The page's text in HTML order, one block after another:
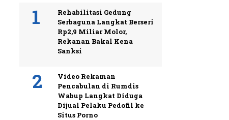
Rehabilitasi Gedung
Serbaguna Langkat Berseri
Rp2,9 Miliar Molor,
Rekanan Bakal Kena
Sanksi
Video Rekaman
Pencabulan di Rumdis
Wabup Langkat Diduga
Dijual Pelaku Pedofil ke
Situs Porno